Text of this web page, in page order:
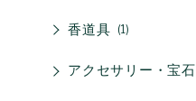
香道具 1
アクセサリー・宝石